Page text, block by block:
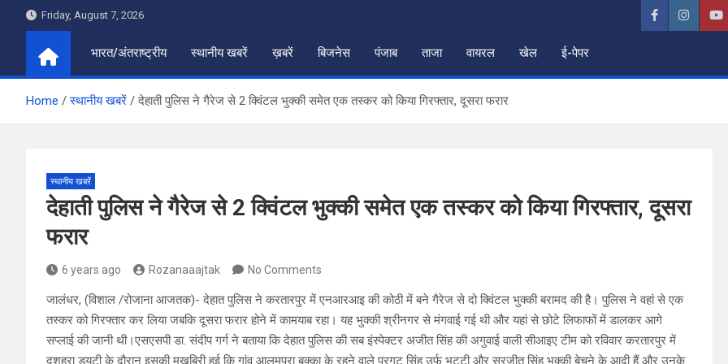
Friday, August 7, 2026
भारत/अंतराष्ट्रीय स्थानीय खबरें ख़बरें बिजनेस पंजाब ताजा वायरल खेल ई-पेपर
Home स्थानीय खबरें देहाती पुलिस ने गैरेज से 2 क्विंटल भुक्की समेत एक तस्कर को किया गिरफ्तार, दूसरा फरार
स्थानीय खबरें
देहाती पुलिस ने गैरेज से 2 क्विंटल भुक्की समेत एक तस्कर को किया गिरफ्तार, दूसरा
फरार
6 years ago Rozanaaajtak No Comments
जालंधर, (विशाल /रोजाना आजतक)- देहात पुलिस ने करतारपुर में एनआरआइ की कोठी में बने गैरेज से दो क्विंटल भुक्की बरामद की है। पुलिस ने वहां से एक
तस्कर को गिरफ्तार कर लिया जबकि दूसरा फरार होने में कामयाब रहा। यह भुक्की श्रीनगर से मंगवाई गई थी और यहां से छोटे लिफाफों में डालकर आगे
सप्लाई की जानी थी।एसएसपी डा. संदीप गर्ग ने बताया कि देहात पुलिस की सब इंस्पेक्टर अजीत सिंह की अगुवाई वाली सीआइए टीम को रविवार करतारपुर में
दशहरा ड्यूटी के दौरान इसकी मुखबिरी हुई कि गांव आलमपुरा बक्का के रहने वाले प्रगट सिंह उर्फ भुट्टी और सुरजीत सिंह भुक्की बेचने के आदी हैं और उनके